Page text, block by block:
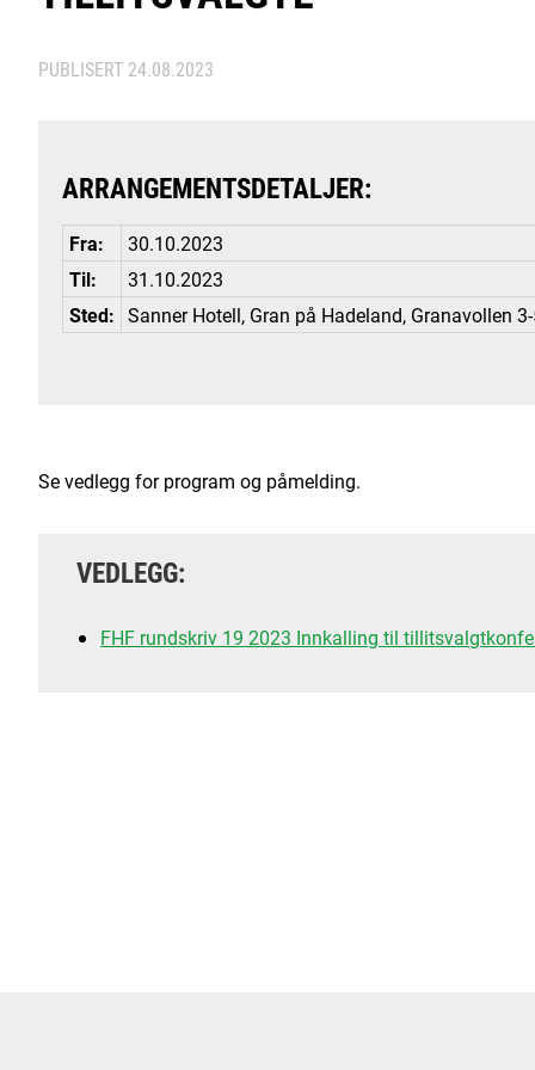
PUBLISERT 24.08.2023
ARRANGEMENTSDETALJER:
Fra:
30.10.2023
Til:
31.10.2023
Sted: Sanner Hotell, Gran på Hadeland, Granavollen
Se vedlegg for program og påmelding.
VEDLEGG:
FHF rundskriv 19 2023 Innkalling til